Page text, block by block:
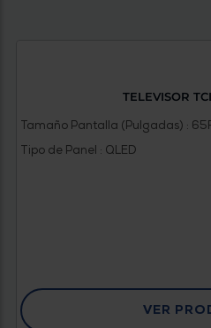
TELEVISOR
Tamaño Pantalla (Pulgadas) : 65
Tipo de Panel : QLED
VER